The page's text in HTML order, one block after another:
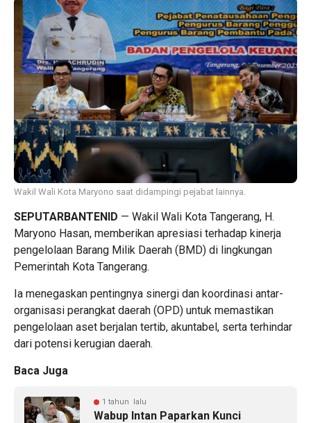
Wakil Wali Kota Maryono saat didampingi pejabat lainnya.
SEPUTARBANTENID — Wakil Wali Kota Tangerang, H.
Maryono Hasan, memberikan apresiasi terhadap kinerja
pengelolaan Barang Milik Daerah (BMD) di lingkungan
Pemerintah Kota Tangerang.
Ia menegaskan pentingnya sinergi dan koordinasi antar-
organisasi perangkat daerah (OPD) untuk memastikan
pengelolaan aset berjalan tertib, akuntabel, serta terhindar
dari potensi kerugian daerah.
Baca Juga
1 tahun lalu
Wabup Intan Paparkan Kunci